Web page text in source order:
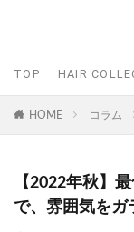
TOP HAIR
HOME コラム
【2022年秋】
で、雰囲気をガ